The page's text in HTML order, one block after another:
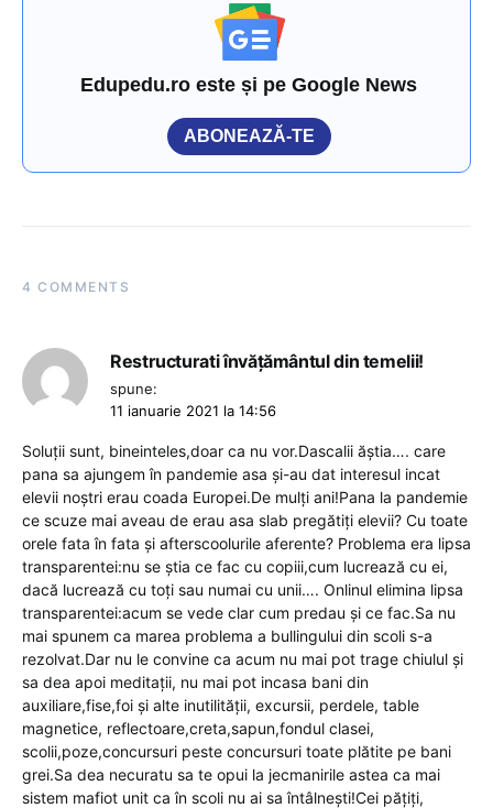
Edupedu.ro este și pe Google News
ABONEAZĂ-TE
4 COMMENTS
Restructurati învățământul din temelii!
spune:
11 ianuarie 2021 la 14:56
Soluții sunt, bineinteles,doar ca nu vor.Dascalii ăștia…. care
pana sa ajungem în pandemie asa și-au dat interesul incat
elevii noștri erau coada Europei.De mulți ani!Pana la pandemie
ce scuze mai aveau de erau asa slab pregătiți elevii? Cu toate
orele fata în fata și afterscoolurile aferente? Problema era lipsa
transparentei:nu se știa ce fac cu copiii,cum lucrează cu ei,
dacă lucrează cu toți sau numai cu unii…. Onlinul elimina lipsa
transparentei:acum se vede clar cum predau și ce fac.Sa nu
mai spunem ca marea problema a bullingului din scoli s-a
rezolvat.Dar nu le convine ca acum nu mai pot trage chiulul și
sa dea apoi meditații, nu mai pot incasa bani din
auxiliare,fise,foi și alte inutilității, excursii, perdele, table
magnetice, reflectoare,creta,sapun,fondul clasei,
scolii,poze,concursuri peste concursuri toate plătite pe bani
grei.Sa dea necuratu sa te opui la jecmanirile astea ca mai
sistem mafiot unit ca în scoli nu ai sa întâlnești!Cei pățiți,